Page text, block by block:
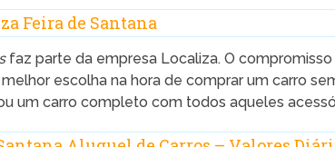
Feira de Santana
faz parte da empresa Localiza. O
escolha na hora de comprar um carro
um carro completo com todos aqueles